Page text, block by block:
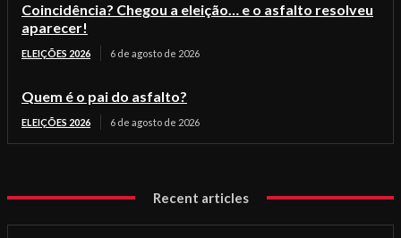
Coincidência? Chegou a eleição… e o asfalto resolveu
aparecer!
ELEIÇÕES 2026 6 de agosto de 2026
Quem é o pai do asfalto?
ELEIÇÕES 2026 6 de agosto de 2026
Recent articles